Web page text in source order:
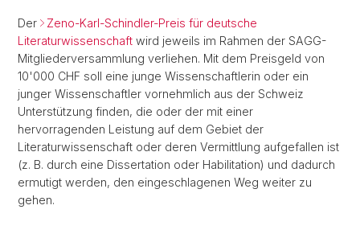
Der
Zeno-Karl-Schindler-Preis für deutsche
Literaturwissenschaft wird jeweils im Rahmen der SAGG-
Mitgliederversammlung verliehen. Mit dem Preisgeld von
10'000 CHF soll eine junge Wissenschaftlerin oder ein
junger Wissenschaftler vornehmlich aus der Schweiz
Unterstützung finden, die oder der mit einer
hervorragenden Leistung auf dem Gebiet der
Literaturwissenschaft oder deren Vermittlung aufgefallen ist
(z. B. durch eine Dissertation oder Habilitation) und dadurch
ermutigt werden, den eingeschlagenen Weg weiter zu
gehen.